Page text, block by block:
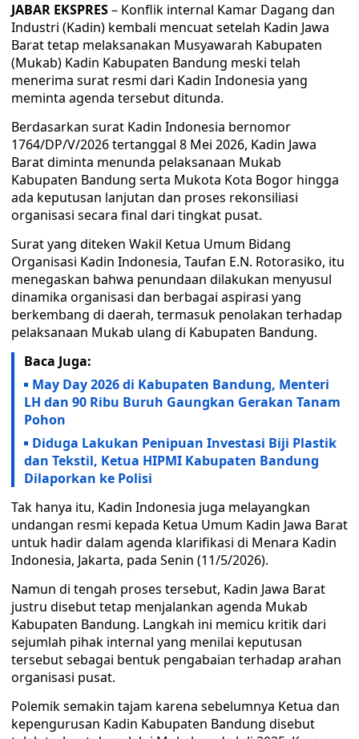
JABAR EKSPRES– Konflik internal Kamar Dagang dan
Industri (Kadin) kembali mencuat setelah Kadin Jawa
Barat tetap melaksanakan Musyawarah Kabupaten
(Mukab) Kadin Kabupaten Bandung meski telah
menerima surat resmi dari Kadin Indonesia yang
meminta agenda tersebut ditunda.
Berdasarkan surat Kadin Indonesia bernomor
1764/DP/V/2026 tertanggal 8 Mei 2026, Kadin Jawa
Barat diminta menunda pelaksanaan Mukab
Kabupaten Bandung serta Mukota Kota Bogor hingga
ada keputusan lanjutan dan proses rekonsiliasi
organisasi secara final dari tingkat pusat.
Surat yang diteken Wakil Ketua Umum Bidang
Organisasi Kadin Indonesia, Taufan E.N. Rotorasiko, itu
menegaskan bahwa penundaan dilakukan menyusul
dinamika organisasi dan berbagai aspirasi yang
berkembang di daerah, termasuk penolakan terhadap
pelaksanaan Mukab ulang di Kabupaten Bandung.
Baca Juga:
May Day 2026 di Kabupaten Bandung, Menteri
LH dan 90 Ribu Buruh Gaungkan Gerakan Tanam
Pohon
Diduga Lakukan Penipuan Investasi Biji Plastik
dan Tekstil, Ketua HIPMI Kabupaten Bandung
Dilaporkan ke Polisi
Tak hanya itu, Kadin Indonesia juga melayangkan
undangan resmi kepada Ketua Umum Kadin Jawa Barat
untuk hadir dalam agenda klarifikasi di Menara Kadin
Indonesia, Jakarta, pada Senin (11/5/2026).
Namun di tengah proses tersebut, Kadin Jawa Barat
justru disebut tetap menjalankan agenda Mukab
Kabupaten Bandung. Langkah ini memicu kritik dari
sejumlah pihak internal yang menilai keputusan
tersebut sebagai bentuk pengabaian terhadap arahan
organisasi pusat.
Polemik semakin tajam karena sebelumnya Ketua dan
kepengurusan Kadin Kabupaten Bandung disebut